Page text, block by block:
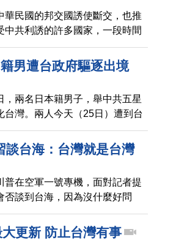
民國的邦交國誘使斷交，也推
共利誘的許多國家，一段時間
研究報告，揭露中共利誘陷阱，
計畫的承諾，有累計超過500億
男遭台政府驅逐出境
兩名日本籍男子，舉中共五星
灣。兩人今天（25日）遭到台
。
談台海：台灣就是台灣
普在空軍一號專機，面對記者提
否談到台海，因為沒什麼好問
更新 防止台灣有事